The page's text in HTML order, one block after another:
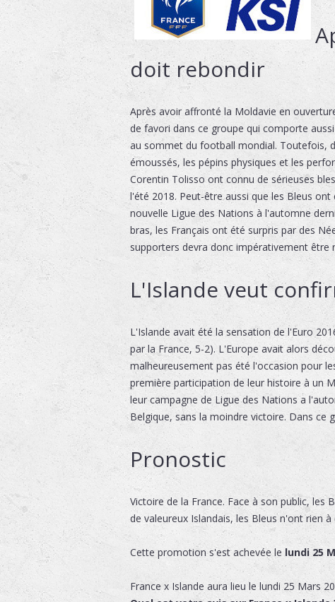
doit rebondir
Après avoir affronté la Moldavie en
de favori dans ce groupe qui comporte
au sommet du football mondial. Toutefois,
émoussés, les pépins physiques et les
Corentin Tolisso ont connu de sérieuses
l'été 2018. Peut-être aussi que les Bleus
nouvelle Ligue des Nations à l'automne
bras, les Français ont été surpris par des
supporters devra donc impérativement être
L'Islande veut
L'Islande avait été la sensation de l'Euro
par la France, 5-2). L'Europe avait alors
malheureusement pas été l'occasion pour
première participation de leur histoire à un
leur campagne de Ligue des Nations a
Belgique, sans la moindre victoire. Dans ce
Pronostic
Victoire de la France. Face à son public,
de valeureux Islandais, les Bleus n'ont rien
Cette promotion s'est achevée lelundi 25
France x Islande aura lieu le lundi 25 Mars